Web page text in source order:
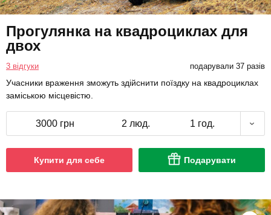
Прогулянка на квадроциклах для
двох
3 відгуки подарували 37 разів
Учасники враження зможуть здійснити поїздку на квадроциклах
заміською місцевістю.
3000 грн 2 люд. 1 год.
Купити для себе Подарувати